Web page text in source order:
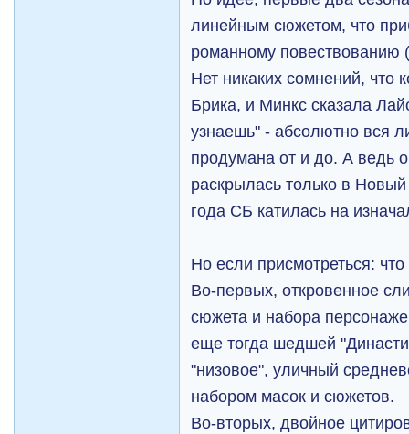
линейным сюжетом, что
романному повествованию
Нет никаких сомнений, что
Брика, и Минкс сказала
узнаешь" - абсолютно вся
продумана от и до. А ведь
раскрылась только в
года СБ катилась на
Но если присмотреться:
Во-первых, откровенное
сюжета и набора
еще тогда шедшей
"низовое", уличный
набором масок и сюжетов.
Во-вторых, двойное